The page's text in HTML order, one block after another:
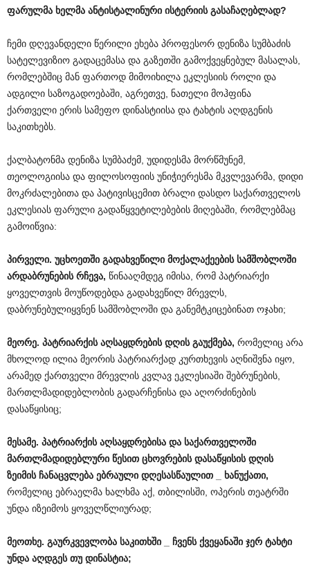
ფარულმა ხელმა ანტისტალინური ისტერიის გასაჩაღებლად?
ჩემი დღევანდელი წერილი ეხება პროფესორ დენიზა სუმბაძის
სატელევიზიო გადაცემასა და გაზეთში გამოქვეყნებულ მასალას,
რომლებშიც მან ფართოდ მიმოიხილა ეკლესიის როლი და
ადგილი საზოგადოებაში, აგრეთვე, ნათელი მოჰფინა
ქართველი ერის სამეფო დინასტიისა და ტახტის აღდგენის
საკითხებს.
ქალბატონმა დენიზა სუმბაძემ, უდიდესმა მორწმუნემ,
თეოლოგიისა და ფილოსოფიის უნიჭიერესმა მკვლევარმა, დიდი
მოკრძალებითა და პატივისცემით ბრალი დასდო საქართველოს
ეკლესიას ფარული გადაწყვეტილებების მიღებაში, რომლებმაც
გამოიწვია:
პირველი. უცხოეთში გადახვეწილი მოქალაქეების სამშობლოში
არდაბრუნების რჩევა, წინააღმდეგ იმისა, რომ პატრიარქი
ყოველთვის მოუწოდებდა გადახვეწილ მრევლს,
დაბრუნებულიყვნენ სამშობლოში და განემტკიცებინათ ოჯახი;
მეორე. პატრიარქის აღსაყდრების დღის გაუქმება, რომელიც არა
მხოლოდ ილია მეორის პატრიარქად კურთხევის აღნიშვნა იყო,
არამედ ქართველი მრევლის კვლავ ეკლესიაში შებრუნების,
მართლმადიდებლობის გადარჩენისა და აღორძინების
დასაწყისიც;
მესამე. პატრიარქის აღსაყდრებისა და საქართველოში
მართლმადიდებლური წესით ცხოვრების დასაწყისის დღის
ზეიმის ჩანაცვლება ებრაული დღესასწაულით ხანუქათი,
რომელიც ებრაელმა ხალხმა აქ, თბილისში, ოპერის თეატრში
უნდა იზეიმოს ყოველწლიურად;
მეოთხე. გაურკვევლობა საკითხში ჩვენს ქვეყანაში ჯერ ტახტი
უნდა აღდგეს თუ დინასტია;